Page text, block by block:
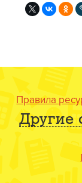
Правила
Другие